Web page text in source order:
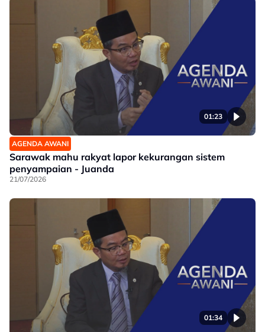
01:23
AGENDA AWANI
Sarawak mahu rakyat lapor kekurangan sistem
penyampaian - Juanda
21/07/2026
01:34